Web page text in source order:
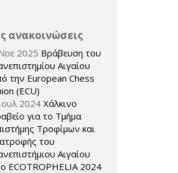
ανακοινώσεις
2025 Βράβευση του
Αιγαίου
την European Chess
(ECU)
2024Χάλκινο
για το Τμήμα
Τροφίμων και
του
Αιγαίου
ECOTROPHELIA 2024